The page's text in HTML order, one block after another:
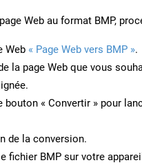
Web au format BMP,
Web « Page Web vers BMP ».
la page Web que vous
bouton « Convertir » pour
de la conversion.
fichier BMP sur votre